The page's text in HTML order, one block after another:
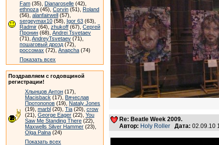
Fam (35), Dianaroselle (42),
ethnoza (45), Corvin (51), Roland
(56), alanfairwell (57),
sergeymax10 (58), Igor 63 (63),
Radmir (64), zhukoff (67), Сергей
Пронин (68), Andrei Tsvetaev
(71), AndreyTsvetaev (71),
пошаговый дрозд (72),
россомах (72), Anapcha (74)
Показать всех
Поздравляем с годовщиной
регистрации!
Хлынцов Антон (17),
Macisback (17), Вячеслав
Протопопов (19), Nataly Jones
(19), marbl (20), Tia (20), crow
(21), George Eager (22), You
Saw Me Standing There (22),
Maxwells Silver Hammer (23),
Olga Palna (24)
Показать всех
Re: Beatle Week 2009.
Автор: Holy Roller Дата: